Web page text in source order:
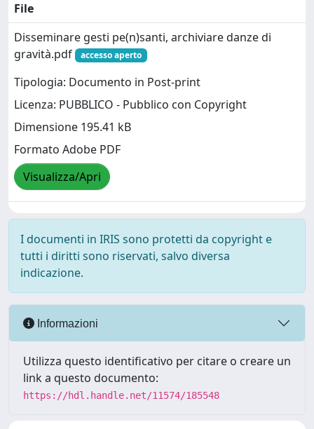
File
Disseminare gesti pe(n)santi, archiviare danze di
gravità.pdf
accesso aperto
Tipologia: Documento in Post-print
Licenza: PUBBLICO - Pubblico con Copyright
Dimensione 195.41 kB
Formato Adobe PDF
Visualizza/Apri
I documenti in IRIS sono protetti da copyright e
tutti i diritti sono riservati, salvo diversa
indicazione.
Informazioni
Utilizza questo identificativo per citare o creare un
link a questo documento:
https://hdl.handle.net/11574/185548